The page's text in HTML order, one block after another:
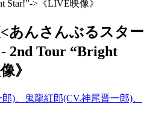
Star!”->《LIVE映像》
あんさんぶるスター
2nd Tour “Bright
》
)、鬼龍紅郎(CV.神尾晋一郎)、